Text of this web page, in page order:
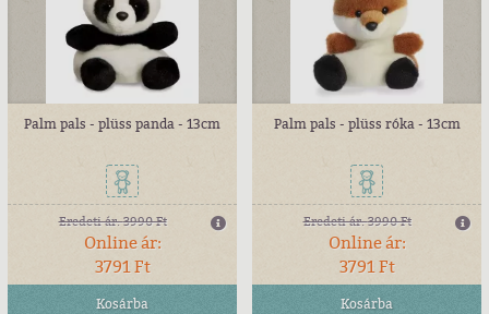
Palm pals - plüss panda - 13cm
Eredeti ár:3990 Ft
Online ár:
3791 Ft
Kosárba
Palm pals - plüss róka - 13cm
Eredeti ár:3990 Ft
Online ár:
3791 Ft
Kosárba